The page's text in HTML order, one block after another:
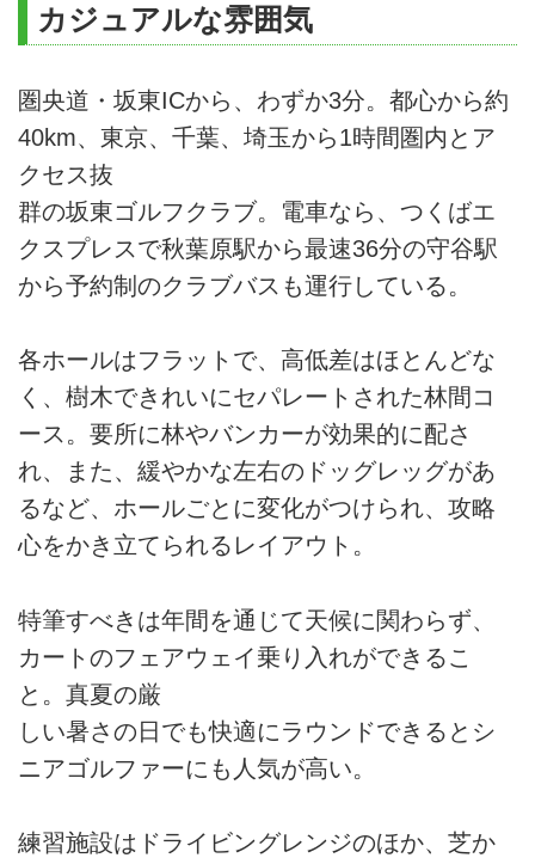
カジュアルな雰囲気
圏央道・坂東ICから、わずか3分。都心から約
40km、東京、千葉、埼玉から1時間圏内とア
クセス抜
群の坂東ゴルフクラブ。電車なら、つくばエ
クスプレスで秋葉原駅から最速36分の守谷駅
から予約制のクラブバスも運行している。
各ホールはフラットで、高低差はほとんどな
く、樹木できれいにセパレートされた林間コ
ース。要所に林やバンカーが効果的に配さ
れ、また、緩やかな左右のドッグレッグがあ
るなど、ホールごとに変化がつけられ、攻略
心をかき立てられるレイアウト。
特筆すべきは年間を通じて天候に関わらず、
カートのフェアウェイ乗り入れができるこ
と。真夏の厳
しい暑さの日でも快適にラウンドできるとシ
ニアゴルファーにも人気が高い。
練習施設はドライビングレンジのほか、芝か